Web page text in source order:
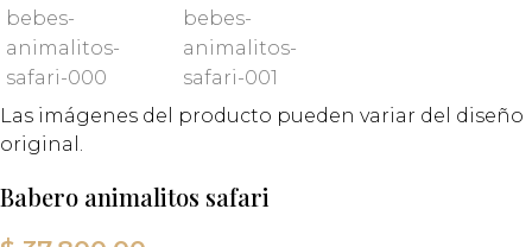
Las imágenes del producto pueden variar del diseño
original.
Babero animalitos safari